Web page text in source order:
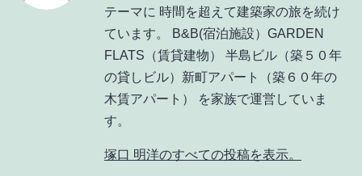
テーマに 時間を超えて建築家の旅を続け
ています。 B&B(宿泊施設）GARDEN
FLATS（賃貸建物） 半島ビル（築５０年
の貸しビル）新町アパート（築６０年の
木賃アパート） を家族で運営していま
す。
塚口 明洋のすべての投稿を表示。